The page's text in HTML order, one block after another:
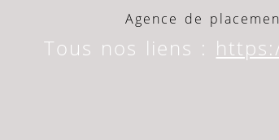
Agence de
Tous nos liens :